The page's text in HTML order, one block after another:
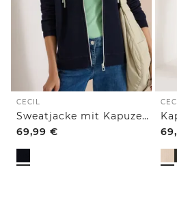
CECIL
Sweatjacke mit Kapuze und Struktur
69,99 €